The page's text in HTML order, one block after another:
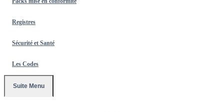
Registres
Sécurité et Santé
Les Codes
Suite Menu